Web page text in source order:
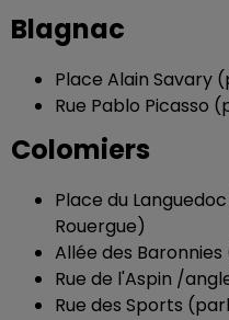
Blagnac
Place Alain Savary
Rue Pablo Picasso
Colomiers
Place du
Rouergue)
Allée des
Rue de l'Aspin /
Rue des Sports